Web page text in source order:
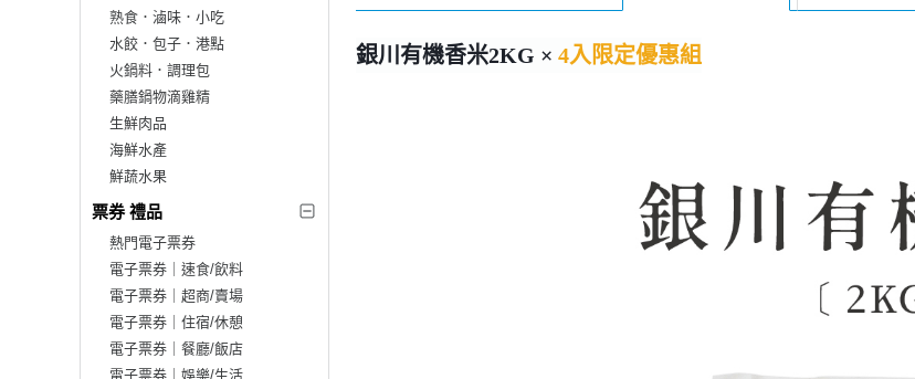
熟食．滷味．小吃
水餃．包子．港點
火鍋料．調理包
藥膳鍋物滴雞精
生鮮肉品
海鮮水產
鮮蔬水果
票券 禮品
熱門電子票券
電子票券｜速食/飲料
電子票券｜超商/賣場
電子票券｜住宿/休憩
電子票券｜餐廳/飯店
電子票券｜娛樂/生活
銀川有機香米2KG × 4入限定優惠組